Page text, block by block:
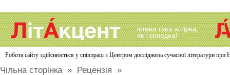
Робота сайту здійснюється у співпраці з Центром досліджень сучасної літератури
Чільна сторінка» Рецензія »